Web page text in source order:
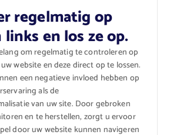
regelmatig op
en los ze op.
om regelmatig te controleren op
website en deze direct op te lossen.
een negatieve invloed hebben op
als de
van uw site. Door gebroken
en te herstellen, zorgt u ervoor
door uw website kunnen navigeren